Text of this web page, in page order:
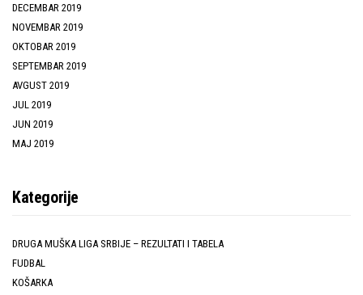
DECEMBAR 2019
NOVEMBAR 2019
OKTOBAR 2019
SEPTEMBAR 2019
AVGUST 2019
JUL 2019
JUN 2019
MAJ 2019
Kategorije
DRUGA MUŠKA LIGA SRBIJE – REZULTATI I TABELA
FUDBAL
KOŠARKA